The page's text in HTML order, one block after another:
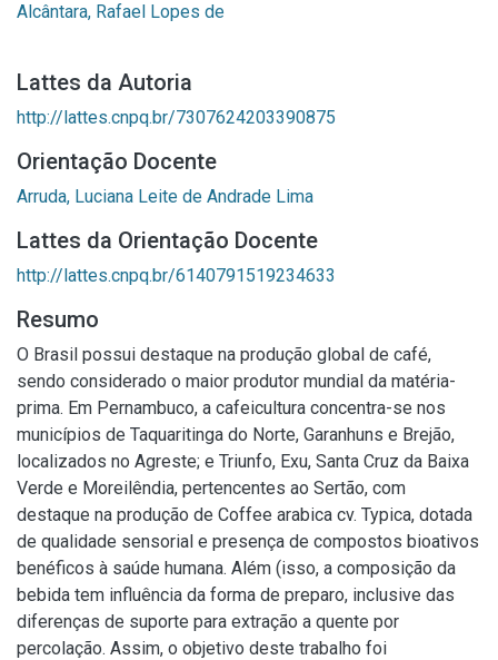
Alcântara, Rafael Lopes de
Lattes da Autoria
http://lattes.cnpq.br/7307624203390875
Orientação Docente
Arruda, Luciana Leite de Andrade Lima
Lattes da Orientação Docente
http://lattes.cnpq.br/6140791519234633
Resumo
O Brasil possui destaque na produção global de café,
sendo considerado o maior produtor mundial da matéria-
prima. Em Pernambuco, a cafeicultura concentra-se nos
municípios de Taquaritinga do Norte, Garanhuns e Brejão,
localizados no Agreste; e Triunfo, Exu, Santa Cruz da Baixa
Verde e Moreilêndia, pertencentes ao Sertão, com
destaque na produção de Coffee arabica cv. Typica, dotada
de qualidade sensorial e presença de compostos bioativos
benéficos à saúde humana. Além (isso, a composição da
bebida tem influência da forma de preparo, inclusive das
diferenças de suporte para extração a quente por
percolação. Assim, o objetivo deste trabalho foi